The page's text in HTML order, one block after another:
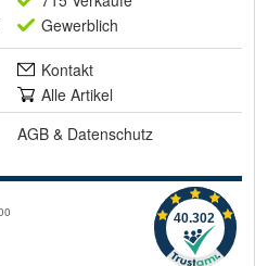
Gewerblich
Kontakt
Alle Artikel
AGB & Datenschutz